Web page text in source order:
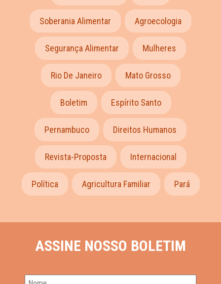
Soberania Alimentar Agroecologia
Segurança Alimentar Mulheres
Rio De Janeiro Mato Grosso
Boletim Espírito Santo
Pernambuco Direitos Humanos
Revista-Proposta Internacional
Política Agricultura Familiar Pará
ASSINE NOSSO BOLETIM